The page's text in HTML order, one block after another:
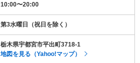
10:00〜20:00
第3水曜日（祝日を除く）
栃木県宇都宮市平出町3718-1
地図を見る（Yahoo!マップ）